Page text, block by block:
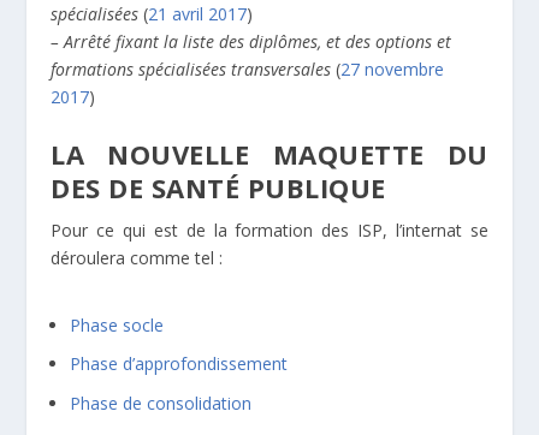
spécialisées (21 avril 2017)
– Arrêté fixant la liste des diplômes, et des options et
formations spécialisées transversales (27 novembre
2017)
LA NOUVELLE MAQUETTE DU
DES DE SANTÉ PUBLIQUE
Pour ce qui est de la formation des ISP, l’internat se
déroulera comme tel :
Phase socle
Phase d’approfondissement
Phase de consolidation